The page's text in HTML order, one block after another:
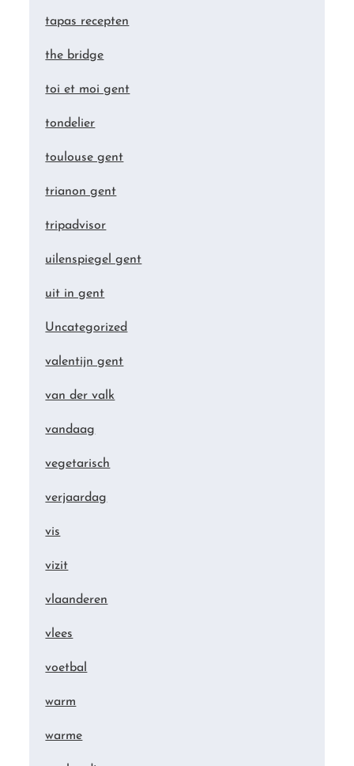
tapas recepten
the bridge
toi et moi gent
tondelier
toulouse gent
trianon gent
tripadvisor
uilenspiegel gent
uit in gent
Uncategorized
valentijn gent
van der valk
vandaag
vegetarisch
verjaardag
vis
vizit
vlaanderen
vlees
voetbal
warm
warme